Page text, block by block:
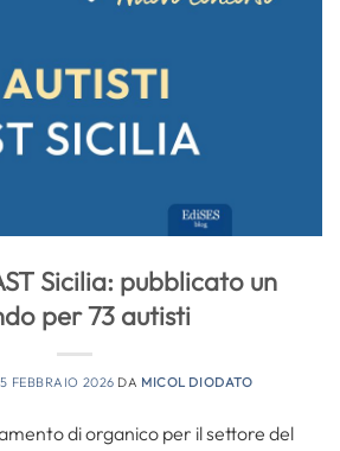
Sicilia: pubblicato un
per 73 autisti
5 FEBBRAIO 2026 DA MICOL DIODATO
di organico per il settore del